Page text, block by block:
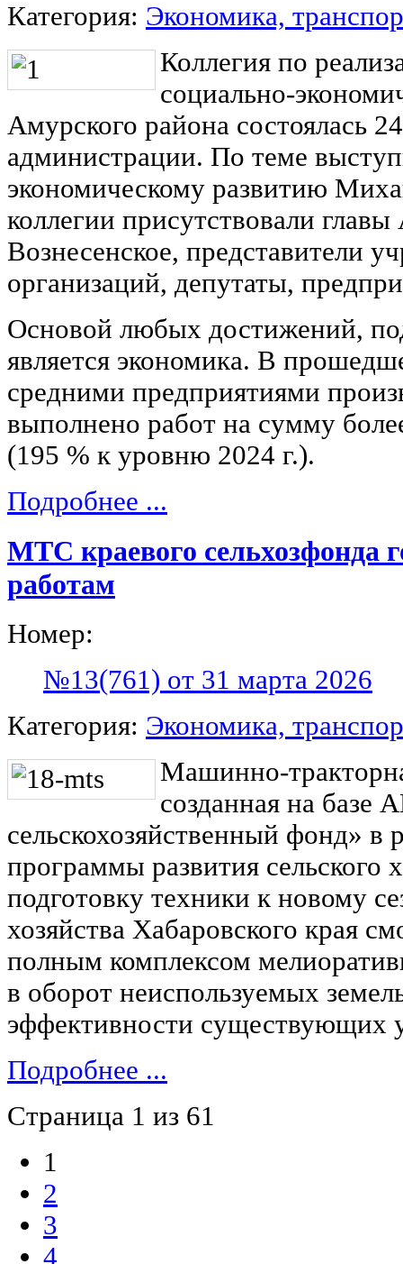
Категория: Экономика,
Коллегия по
социально-
Амурского района состоялась
администрации. По теме
экономическому развитию
коллегии присутствовали
Вознесенское, представители
организаций, депутаты,
Основой любых достижений,
является экономика. В
средними предприятиями
выполнено работ на сумму
(195 % к уровню 2024 г.).
Подробнее ...
МТС краевого сельхозфонда
работам
Номер:
№13(761) от 31 марта 2026
Категория: Экономика,
Машинно-
созданная на базе
сельскохозяйственный фонд» в
программы развития сельского
подготовку техники к новому
хозяйства Хабаровского края
полным комплексом
в оборот неиспользуемых
эффективности существующих
Подробнее ...
Страница 1 из 61
1
2
3
4